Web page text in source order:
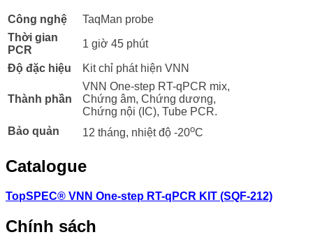
Công nghệ
TaqMan probe
Thời gian
PCR
1 giờ 45 phút
Độ đặc hiệu Kit chỉ phát hiện VNN
Thành phần
VNN One-step RT-qPCR mix,
Chứng âm, Chứng dương,
Chứng nội (IC), Tube PCR.
Bảo quản
12 tháng, nhiệt độ -20oC
Catalogue
TopSPEC® VNN One-step RT-qPCR KIT (SQF-212)
Chính sách